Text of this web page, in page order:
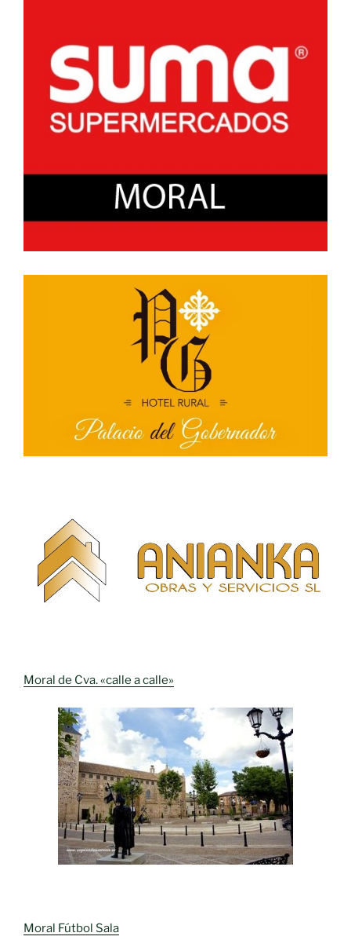
Moral de Cva. «calle a calle»
Moral Fútbol Sala